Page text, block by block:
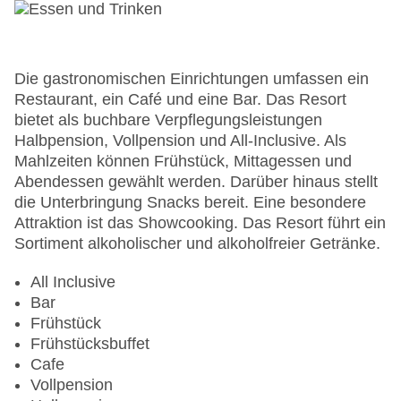
WLAN/WiFi im Hotel
Minimarkt
Anzahl der Konferenzräume: 1
Anzahl der Aufzüge: 1
Haustiere
Zimmerservice
Sonnenterrasse
Gesamtanzahl der Stockwerke: 3
Gesamtanzahl der Zimmer: 269
Pools:Kinderbecken, Indoor Pool, Outdoor Pool,
Zahlungsarten: Mastercard, Visa
Landeskategorie: 4 Sterne
Die gastronomischen Einrichtungen umfassen ein
Restaurant, ein Café und eine Bar. Das Resort
bietet als buchbare Verpflegungsleistungen
Halbpension, Vollpension und All-Inclusive. Als
Mahlzeiten können Frühstück, Mittagessen und
Abendessen gewählt werden. Darüber hinaus stellt
die Unterbringung Snacks bereit. Eine besondere
Attraktion ist das Showcooking. Das Resort führt ein
Sortiment alkoholischer und alkoholfreier Getränke.
All Inclusive
Bar
Frühstück
Frühstücksbuffet
Cafe
Vollpension